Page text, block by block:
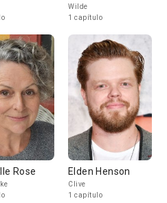
Wilde
1 capítulo
Rose Elden Henson
Clive
1 capítulo